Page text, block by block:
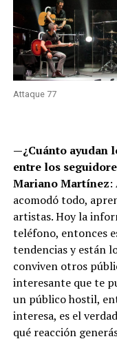
Attaque 77
—¿Cuánto ayudan
entre los
Mariano Martínez:
acomodó todo,
artistas. Hoy la
teléfono, entonces
tendencias y están
conviven otros
interesante que te
un público hostil,
interesa, es el
qué reacción